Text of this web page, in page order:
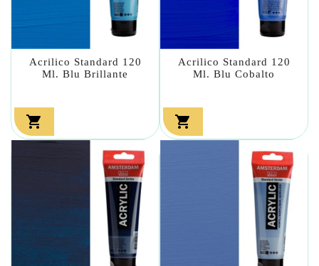
Acrilico Standard 120
Ml. Blu Brillante

Acrilico Standard 120
Ml. Blu Cobalto
